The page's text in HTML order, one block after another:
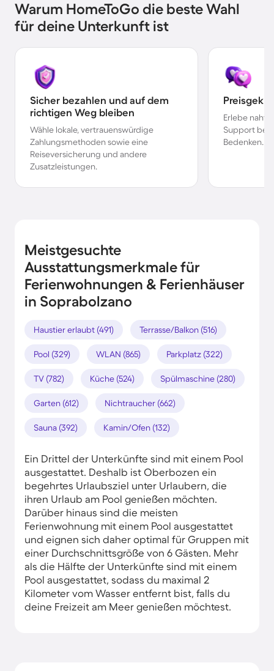
Warum HomeToGo die beste Wahl
für deine Unterkunft ist
Sicher bezahlen und auf dem
richtigen Weg bleiben
Wähle lokale, vertrauenswürdige
Zahlungsmethoden sowie eine
Reiseversicherung und andere
Zusatzleistungen.
Erlebe
Support bei
Bedenken.
Meistgesuchte
Ausstattungsmerkmale für
Ferienwohnungen & Ferienhäuser
in Soprabolzano
Haustier erlaubt (491) Terrasse/Balkon (516)
Pool (329) WLAN (865) Parkplatz (322)
TV (782) Küche (524) Spülmaschine (280)
Garten (612) Nichtraucher (662)
Sauna (392) Kamin/Ofen (132)
Ein Drittel der Unterkünfte sind mit einem Pool
ausgestattet. Deshalb ist Oberbozen ein
begehrtes Urlaubsziel unter Urlaubern, die
ihren Urlaub am Pool genießen möchten.
Darüber hinaus sind die meisten
Ferienwohnung mit einem Pool ausgestattet
und eignen sich daher optimal für Gruppen mit
einer Durchschnittsgröße von 6 Gästen. Mehr
als die Hälfte der Unterkünfte sind mit einem
Pool ausgestattet, sodass du maximal 2
Kilometer vom Wasser entfernt bist, falls du
deine Freizeit am Meer genießen möchtest.